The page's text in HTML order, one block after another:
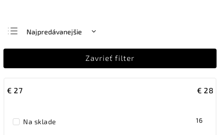
Najpredávanejšie
Najlacnejšie
Zavrieť filter
€ 27 € 28
Na sklade 16